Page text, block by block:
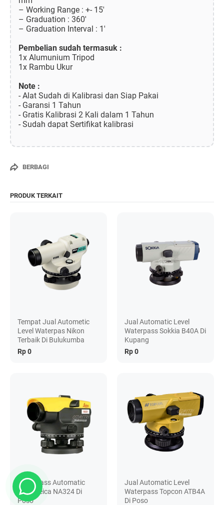
– Working Range : +- 15'
– Graduation : 360'
– Graduation Interval : 1'
Pembelian sudah termasuk :
1x Alumunium Tripod
1x Rambu Ukur
Note :
- Alat Sudah di Kalibrasi dan Siap Pakai
- Garansi 1 Tahun
- Gratis Kalibrasi 2 Kali dalam 1 Tahun
- Sudah dapat Sertifikat kalibrasi
BERBAGI
PRODUK TERKAIT
Tempat Jual Autometic
Level Waterpas Nikon
Terbaik Di Bulukumba
Rp 0
Jual Automatic Level
Waterpass Sokkia B40A Di
Kupang
Rp 0
Waterpass Automatic
Level Leica NA324 Di
Poso
Jual Automatic Level
Waterpass Topcon ATB4A
Di Poso